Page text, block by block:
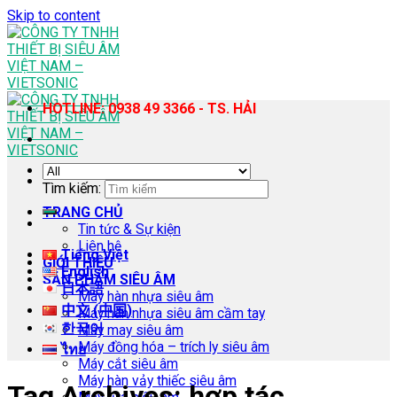
Skip to content
TRANG CHỦ
Tin tức & Sự kiện
Liên hệ
GIỚI THIỆU
SẢN PHẨM SIÊU ÂM
Máy hàn nhựa siêu âm
Máy hàn nhựa siêu âm cầm tay
Máy may siêu âm
Máy đồng hóa – trích ly siêu âm
Máy cắt siêu âm
Máy hàn vảy thiếc siêu âm
HOTLINE: 0938 49 3366 - TS. HẢI
Tìm kiếm:
Tiếng Việt
English
日本語
中文 (中国)
한국어
ไทย